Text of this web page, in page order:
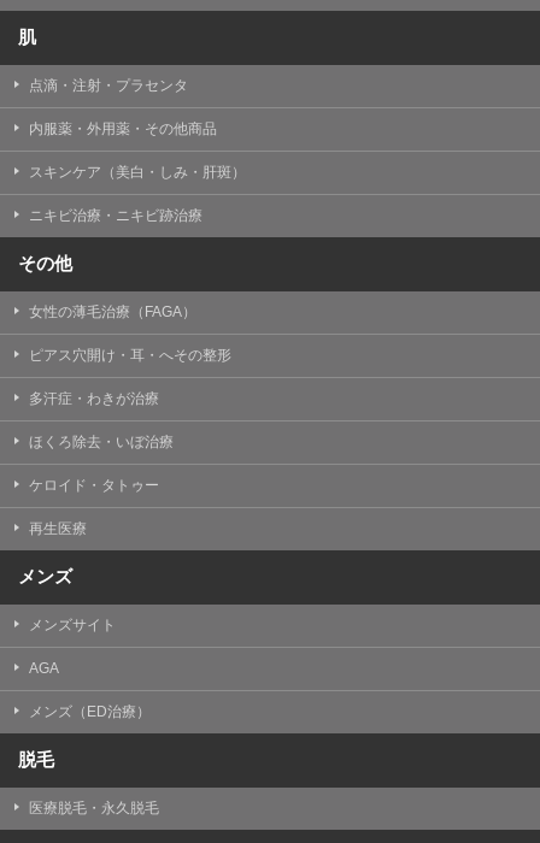
事業上の必要性等に応じて、改定される場合がありま
す。
掲載したときをもって効力を生じるものとします。
肌
点滴・注射・プラセンタ
内服薬・外用薬・その他商品
スキンケア（美白・しみ・肝斑）
ニキビ治療・ニキビ跡治療
その他
女性の薄毛治療（FAGA）
ピアス穴開け・耳・へその整形
多汗症・わきが治療
ほくろ除去・いぼ治療
ケロイド・タトゥー
再生医療
メンズ
メンズサイト
AGA
メンズ（ED治療）
脱毛
医療脱毛・永久脱毛